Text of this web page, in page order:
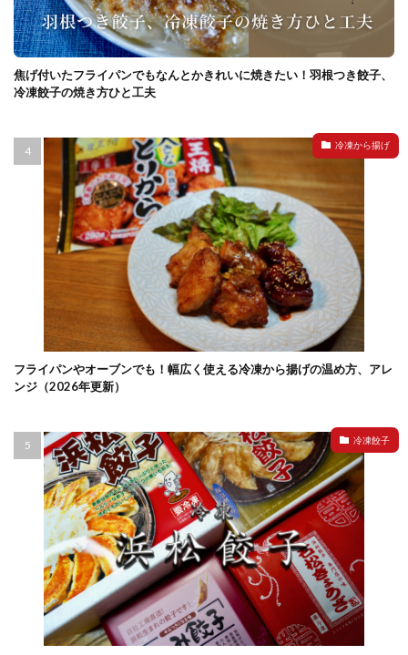
焦げ付いたフライパンでもなんとかきれいに焼きたい！羽根つき餃子、
冷凍餃子の焼き方ひと工夫
冷凍から揚げ
フライパンやオーブンでも！幅広く使える冷凍から揚げの温め方、アレ
ンジ（2026年更新）
冷凍餃子